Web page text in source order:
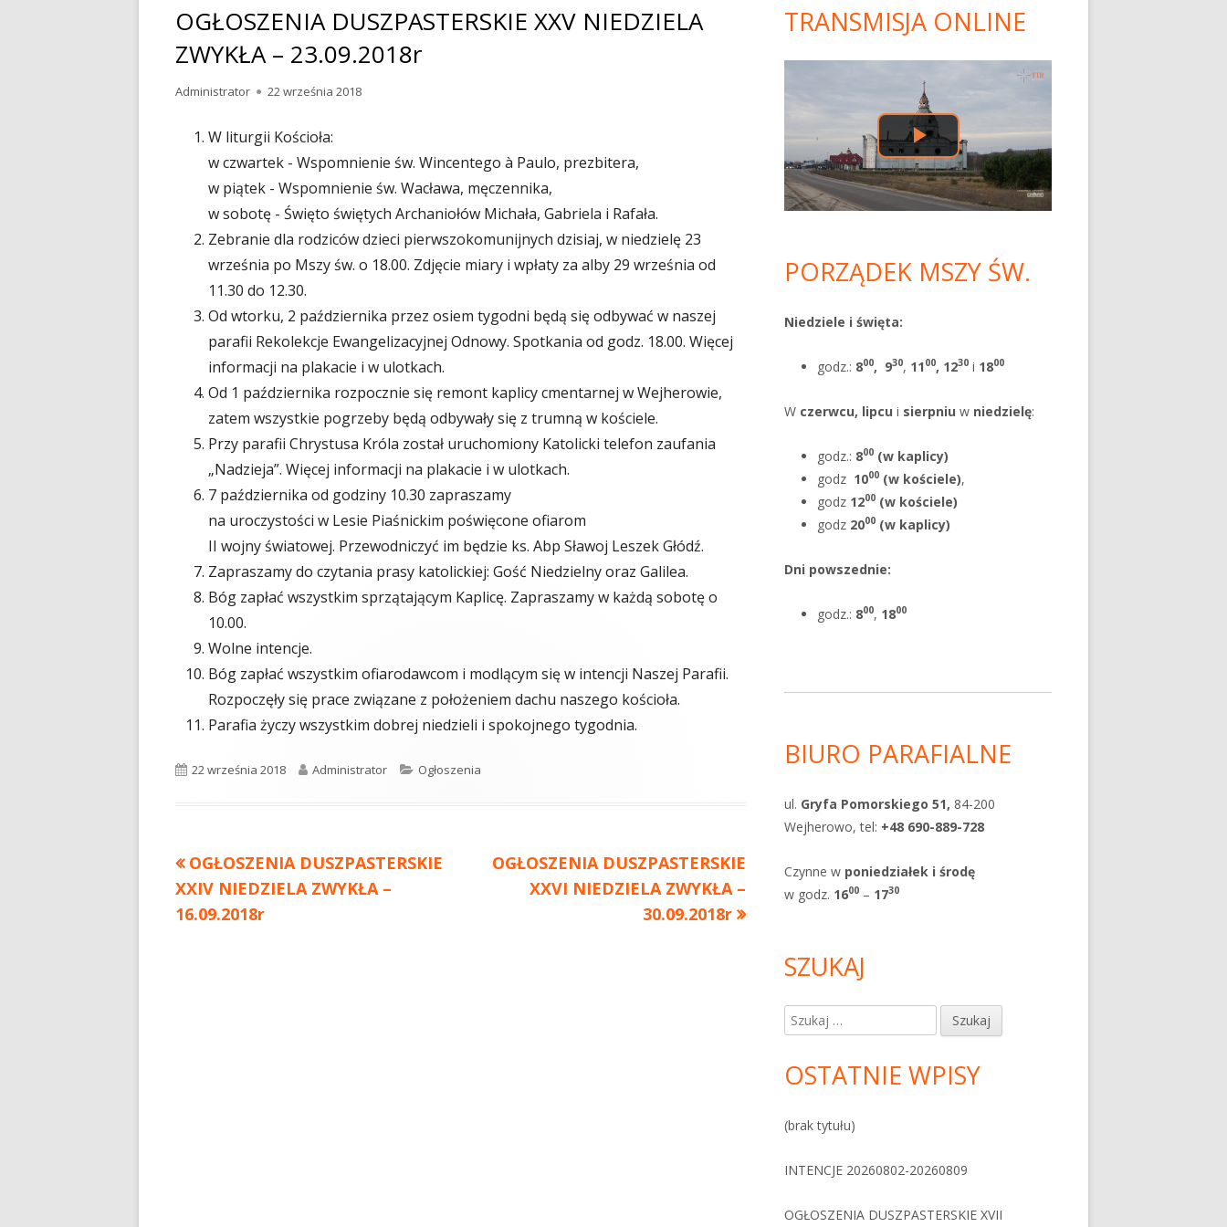
OGŁOSZENIA DUSZPASTERSKIE XXV NIEDZIELA
ZWYKŁA – 23.09.2018r
Autor
Administrator Opublikowano
22 września 2018
W liturgii Kościoła:
w czwartek - Wspomnienie św. Wincentego à Paulo, prezbitera,
w piątek - Wspomnienie św. Wacława, męczennika,
w sobotę - Święto świętych Archaniołów Michała, Gabriela i Rafała.
Zebranie dla rodziców dzieci pierwszokomunijnych dzisiaj, w niedzielę 23
września po Mszy św. o 18.00. Zdjęcie miary i wpłaty za alby 29 września od
11.30 do 12.30.
Od wtorku, 2 października przez osiem tygodni będą się odbywać w naszej
parafii Rekolekcje Ewangelizacyjnej Odnowy. Spotkania od godz. 18.00. Więcej
informacji na plakacie i w ulotkach.
Od 1 października rozpocznie się remont kaplicy cmentarnej w Wejherowie,
zatem wszystkie pogrzeby będą odbywały się z trumną w kościele.
Przy parafii Chrystusa Króla został uruchomiony Katolicki telefon zaufania
„Nadzieja”. Więcej informacji na plakacie i w ulotkach.
7 października od godziny 10.30 zapraszamy
na uroczystości w Lesie Piaśnickim poświęcone ofiarom
II wojny światowej. Przewodniczyć im będzie ks. Abp Sławoj Leszek Głódź.
Zapraszamy do czytania prasy katolickiej: Gość Niedzielny oraz Galilea.
Bóg zapłać wszystkim sprzątającym Kaplicę. Zapraszamy w każdą sobotę o
10.00.
Wolne intencje.
Bóg zapłać wszystkim ofiarodawcom i modlącym się w intencji Naszej Parafii.
Rozpoczęły się prace związane z położeniem dachu naszego kościoła.
Parafia życzy wszystkim dobrej niedzieli i spokojnego tygodnia.
Opublikowano
22 września 2018 Autor
Administrator Kategorie
Ogłoszenia
Nawigacja
wpisu
Poprzedni
artykół
OGŁOSZENIA DUSZPASTERSKIE
XXIV NIEDZIELA ZWYKŁA –
16.09.2018r
Następny
artykół:
OGŁOSZENIA DUSZPASTERSKIE
XXVI NIEDZIELA ZWYKŁA –
30.09.2018r
Główny
panel
boczny
TRANSMISJA ONLINE
PORZĄDEK MSZY ŚW.
Niedziele i święta:
godz.: 800, 930, 11 00, 1230 i 1800
W czerwcu, lipcu i sierpniu w niedzielę:
godz.: 800 (w kaplicy)
godz 1000 (w kościele),
godz 1200 (w kościele)
godz 2000 (w kaplicy)
Dni powszednie:
godz.: 800, 1800
BIURO PARAFIALNE
ul. Gryfa Pomorskiego 51, 84-200
Wejherowo, tel: +48 690-889-728
Czynne w poniedziałek iśrodę
w godz. 1600 – 1730
SZUKAJ
Szukaj:
OSTATNIE WPISY
(brak tytułu)
INTENCJE 20260802-20260809
OGŁOSZENIA DUSZPASTERSKIE XVII